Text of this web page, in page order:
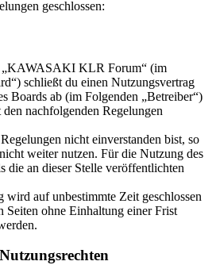
geschlossen:
KLR Forum“ (im
schließt du einen Nutzungsvertrag
Boards ab (im Folgenden „Betreiber“)
nachfolgenden Regelungen
nicht einverstanden bist, so
weiter nutzen. Für die Nutzung des
die an dieser Stelle veröffentlichten
wird auf unbestimmte Zeit geschlossen
Seiten ohne Einhaltung einer Frist